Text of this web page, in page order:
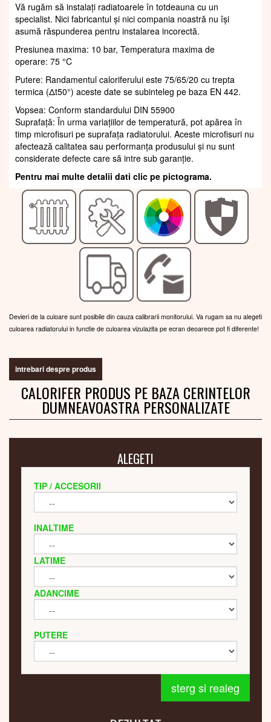
Vă rugăm să instalați radiatoarele în totdeauna cu un
specialist. Nici fabricantul și nici compania noastră nu își
asumă răspunderea pentru instalarea incorectă.
Presiunea maxima: 10 bar, Temperatura maxima de
operare: 75 °C
Putere: Randamentul caloriferului este 75/65/20 cu trepta
termica (Δt50°) aceste date se subinteleg pe baza EN 442.
Vopsea: Conform standardului DIN 55900
Suprafaţă: În urma variațiilor de temperatură, pot apărea în
timp microfisuri pe suprafața radiatorului. Aceste microfisuri nu
afectează calitatea sau performanța produsului și nu sunt
considerate defecte care să intre sub garanție.
Pentru mai multe detalii dati clic pe pictograma.
Devieri de la culoare sunt posibile din cauza calibrarii monitorului. Va rugam sa nu alegeti
culoarea radiatorului in functie de culoarea vizulazita pe ecran deoarece pot fi diferente!
intrebari despre produs
CALORIFER PRODUS PE BAZA CERINTELOR
DUMNEAVOASTRA PERSONALIZATE
ALEGETI
TIP / ACCESORII
INALTIME
LATIME
ADANCIME
PUTERE
sterg si realeg